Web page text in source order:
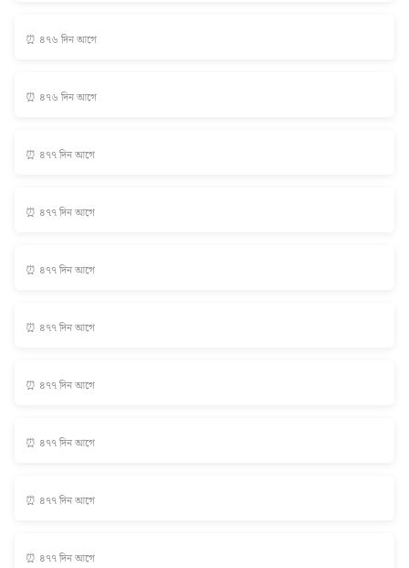
⏰ ৪৭৬ দিন আগে
⏰ ৪৭৬ দিন আগে
⏰ ৪৭৭ দিন আগে
⏰ ৪৭৭ দিন আগে
⏰ ৪৭৭ দিন আগে
⏰ ৪৭৭ দিন আগে
⏰ ৪৭৭ দিন আগে
⏰ ৪৭৭ দিন আগে
⏰ ৪৭৭ দিন আগে
⏰ ৪৭৭ দিন আগে